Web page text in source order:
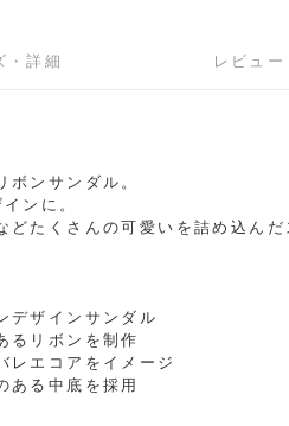
・詳細 レビュー
ンサンダル。
ンに。
どたくさんの可愛いを詰め込んだ
デザインサンダル
るリボンを制作
レエコアをイメージ
ある中底を採用